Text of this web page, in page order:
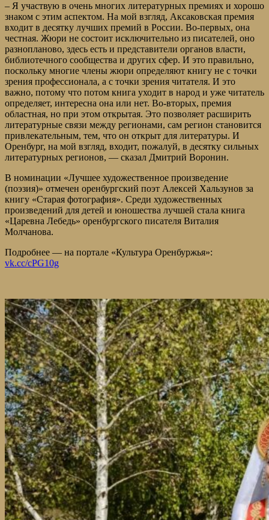
– Я участвую в очень многих литературных премиях и хорошо
знаком с этим аспектом. На мой взгляд, Аксаковская премия
входит в десятку лучших премий в России. Во-первых, она
честная. Жюри не состоит исключительно из писателей, оно
разнопланово, здесь есть и представители органов власти,
библиотечного сообщества и других сфер. И это правильно,
поскольку многие члены жюри определяют книгу не с точки
зрения профессионала, а с точки зрения читателя. И это
важно, потому что потом книга уходит в народ и уже читатель
определяет, интересна она или нет. Во-вторых, премия
областная, но при этом открытая. Это позволяет расширить
литературные связи между регионами, сам регион становится
привлекательным, тем, что он открыт для литературы. И
Оренбург, на мой взгляд, входит, пожалуй, в десятку сильных
литературных регионов, — сказал Дмитрий Воронин.
В номинации «Лучшее художественное произведение
(поэзия)» отмечен оренбургский поэт Алексей Хальзунов за
книгу «Старая фотография». Среди художественных
произведений для детей и юношества лучшей стала книга
«Царевна Лебедь» оренбургского писателя Виталия
Молчанова.
Подробнее — на портале «Культура Оренбуржья»:
vk.cc/cPG10g